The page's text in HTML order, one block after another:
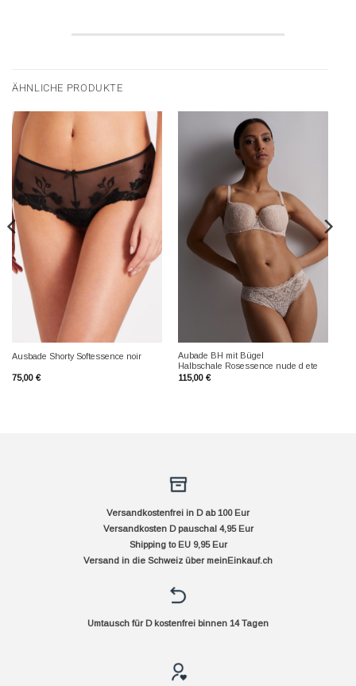
ÄHNLICHE PRODUKTE
Ausbade Shorty Softessence noir
75,00 €
Aubade BH mit Bügel
Halbschale Rosessence nude d ete
115,00 €
Versandkostenfrei in D ab 100 Eur
Versandkosten D pauschal 4,95 Eur
Shipping to EU 9,95 Eur
Versand in die Schweiz über meinEinkauf.ch
Umtausch für D kostenfrei binnen 14 Tagen